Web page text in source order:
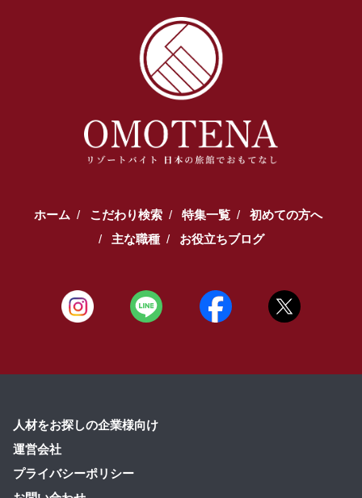
ホーム こだわり検索 特集一覧
初めての方へ
主な職種
お役立ちブログ
人材をお探しの企業様向け
運営会社
プライバシーポリシー